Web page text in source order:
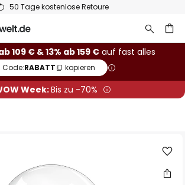
50 Tage kostenlose Retoure
109 € & 13% ab 159 €auf fast alles
Code:RABATT kopieren
Week:Bis zu -70%